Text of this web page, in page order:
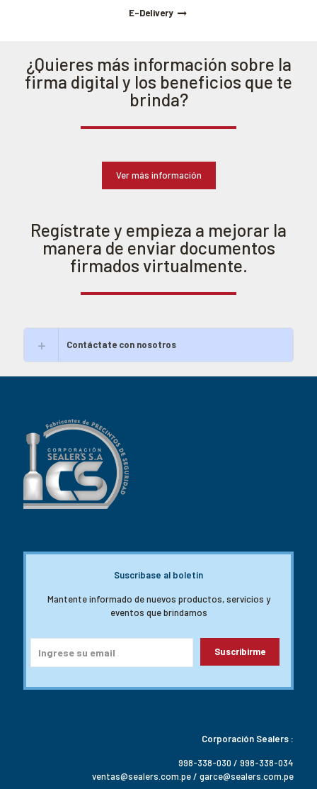
E-Delivery
¿Quieres más información sobre la
firma digital y los beneficios que te
brinda?
Ver más información
Regístrate y empieza a mejorar la
manera de enviar documentos
firmados virtualmente.
Contáctate con nosotros
Suscribase al boletín
Mantente informado de nuevos productos, servicios y
eventos que brindamos
Corporación Sealers :
998-338-030 / 998-338-034
ventas@sealers.com.pe / garce@sealers.com.pe